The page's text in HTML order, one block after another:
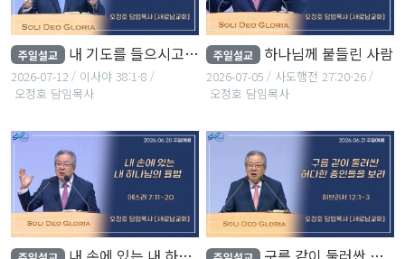
주일설교 내 기도를 들으시고 내 눈물을 보시는 여호와 하나님
2026-07-12
이사야 38:1-8
오정호 담임목사
주일설교 하나님께 붙들린 사람
2026-07-05
사도행전 27:20-26
오정호 담임목사